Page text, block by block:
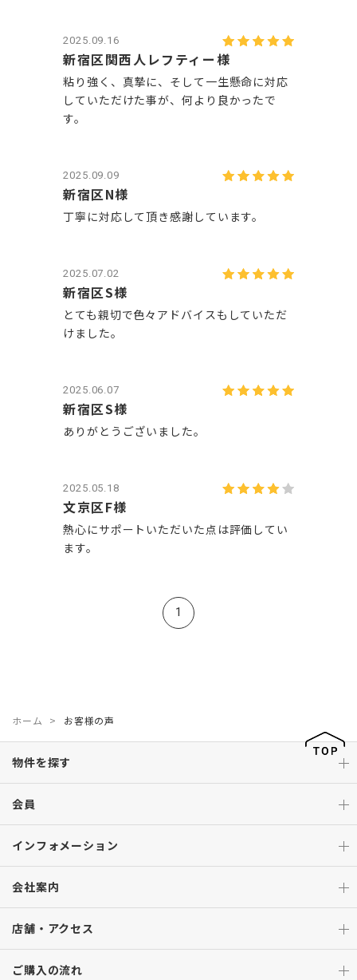
2025.09.16
新宿区関西人レフティー様
粘り強く、真摯に、そして一生懸命に対応
していただけた事が、何より良かったで
す。
2025.09.09
新宿区N様
丁寧に対応して頂き感謝しています。
2025.07.02
新宿区S様
とても親切で色々アドバイスもしていただ
けました。
2025.06.07
新宿区S様
ありがとうございました。
2025.05.18
文京区F様
熱心にサポートいただいた点は評価してい
ます。
1
ホーム お客様の声
物件を探す
会員
インフォメーション
会社案内
店舗・アクセス
ご購入の流れ